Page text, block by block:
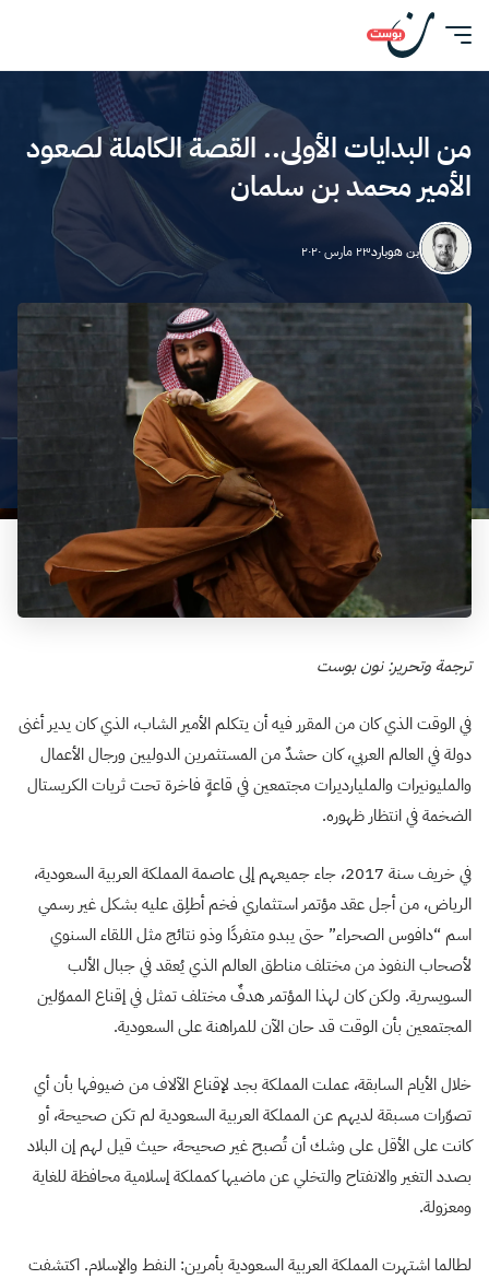
من البدايات الأولى.. القصة الكاملة لصعود
الأمير محمد بن سلمان
بن هوبارد٢٣ مارس ٢٠٢٠
ترجمة وتحرير: نون بوست
في الوقت الذي كان من المقرر فيه أن يتكلم الأمير الشاب، الذي كان يدير أغنى
دولة في العالم العربي، كان حشدٌ من المستثمرين الدوليين ورجال الأعمال
والمليونيرات والمليارديرات مجتمعين في قاعةٍ فاخرة تحت ثريات الكريستال
الضخمة في انتظار ظهوره.
في خريف سنة 2017، جاء جميعهم إلى عاصمة المملكة العربية السعودية،
الرياض، من أجل عقد مؤتمر استثماري فخم أطلِق عليه بشكل غير رسمي
اسم “دافوس الصحراء” حتى يبدو متفردًا وذو نتائج مثل اللقاء السنوي
لأصحاب النفوذ من مختلف مناطق العالم الذي يُعقد في جبال الألب
السويسرية. ولكن كان لهذا المؤتمر هدفٌ مختلف تمثل في إقناع المموّلين
المجتمعين بأن الوقت قد حان الآن للمراهنة على السعودية.
خلال الأيام السابقة، عملت المملكة بجد لإقناع الآلاف من ضيوفها بأن أي
تصوّرات مسبقة لديهم عن المملكة العربية السعودية لم تكن صحيحة، أو
كانت على الأقل على وشك أن تُصبح غير صحيحة، حيث قيل لهم إن البلاد
بصدد التغير والانفتاح والتخلي عن ماضيها كمملكة إسلامية محافظة للغاية
ومعزولة.
لطالما اشتهرت المملكة العربية السعودية بأمرين: النفط والإسلام. اكتشفت